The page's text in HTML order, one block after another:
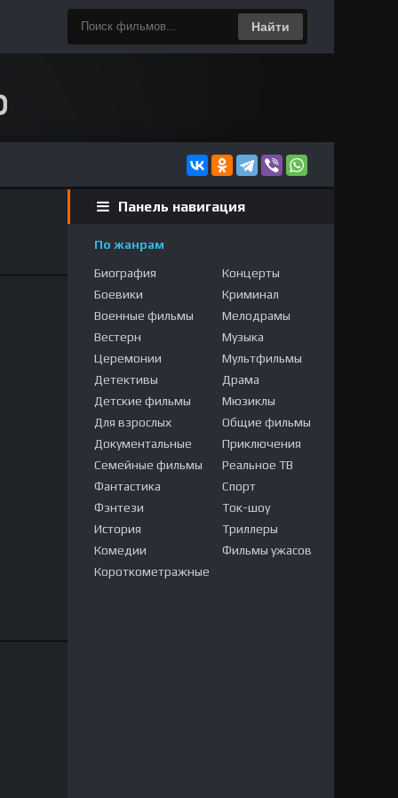
Найти
Панель навигация
По жанрам
Биография
Боевики
Военные фильмы
Вестерн
Церемонии
Детективы
Детские фильмы
Для взрослых
Документальные
Семейные фильмы
Фантастика
Фэнтези
История
Комедии
Короткометражные
Концерты
Криминал
Мелодрамы
Музыка
Мультфильмы
Драма
Мюзиклы
Общие фильмы
Приключения
Реальное ТВ
Спорт
Ток-шоу
Триллеры
Фильмы ужасов